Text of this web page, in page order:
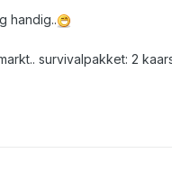
handig..
survivalpakket: 2